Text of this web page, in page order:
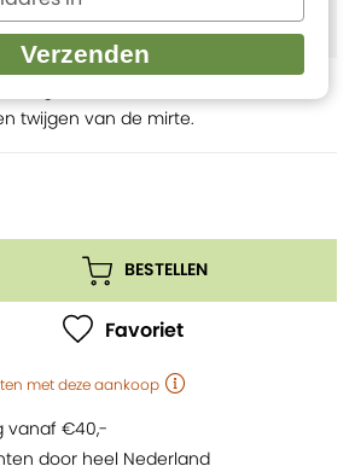
via stoomdestillatie van
twijgen van de mirte.
BESTELLEN
Favoriet
met deze aankoop
vanaf €40,-
door heel Nederland
Verzenden